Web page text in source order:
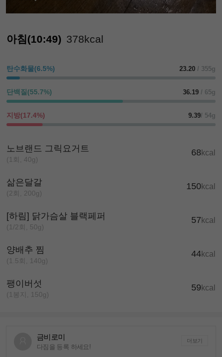
아침(10:49) 378kcal
탄수화물(6.5%) 23.20 / 355g
단백질(55.7%) 36.19 / 65g
지방(17.4%) 9.39/ 54g
노브랜드 그릭요거트
(1회, 40g)
68 kcal
삶은달갈
(2회, 200g)
150kcal
[하림] 닭가슴살 블랙페퍼
(1/2회, 50g)
57 kcal
양배추 찜
(1.5회, 140g)
44kcal
팽이버섯
(1봉지, 150g)
59 kcal
금비로미
다짐을 등록 하세요!
더보기